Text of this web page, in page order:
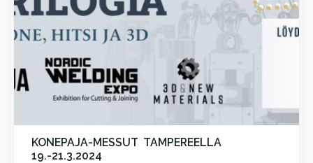
KONEPAJA-MESSUT TAMPEREELLA
19.-21.3.2024